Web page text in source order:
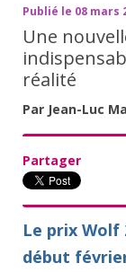
Publié le 08 mars
Une
réalité
Par Jean-Luc
Partager
Le prix Wolf
début